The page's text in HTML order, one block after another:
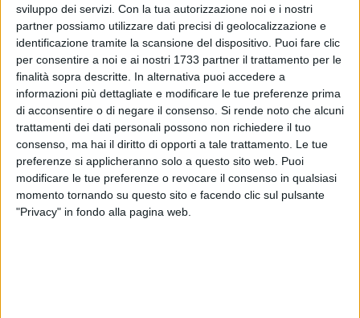
sviluppo dei servizi. Con la tua autorizzazione noi e i nostri
partner possiamo utilizzare dati precisi di geolocalizzazione e
identificazione tramite la scansione del dispositivo. Puoi fare clic
per consentire a noi e ai nostri 1733 partner il trattamento per le
finalità sopra descritte. In alternativa puoi accedere a
informazioni più dettagliate e modificare le tue preferenze prima
di acconsentire o di negare il consenso. Si rende noto che alcuni
trattamenti dei dati personali possono non richiedere il tuo
consenso, ma hai il diritto di opporti a tale trattamento. Le tue
preferenze si applicheranno solo a questo sito web. Puoi
modificare le tue preferenze o revocare il consenso in qualsiasi
momento tornando su questo sito e facendo clic sul pulsante
"Privacy" in fondo alla pagina web.
Maltempo in arrivo su Ruvo nella giornata di lunedì 10
ottobre. Secondo gli esperti venti sciroccali porteranno
nuvole a scaricare pioggia sul Nord Barese nella parte
centrale della giornata, sin dalla tarda mattinata e per tutto il
pomeriggio, e non a sera come precedentemente previsto.
Temperature massime in discesa di alcuni gradi, che non
supereranno mai i 20°.
Temporali nel pomeriggio, con rovesci consistenti. Migliora a
sera, con venti moderati di Gauro che scacceranno le nubi.